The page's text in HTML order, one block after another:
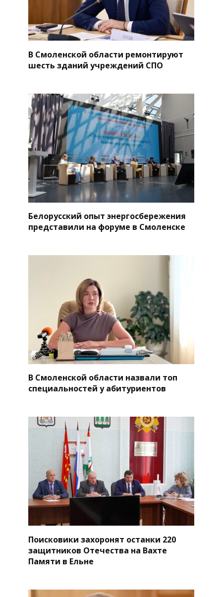
В Смоленской области ремонтируют
шесть зданий учреждений СПО
Белорусский опыт энергосбережения
представили на форуме в Смоленске
В Смоленской области назвали топ
специальностей у абитуриентов
Поисковики захоронят останки 220
защитников Отечества на Вахте
Памяти в Ельне